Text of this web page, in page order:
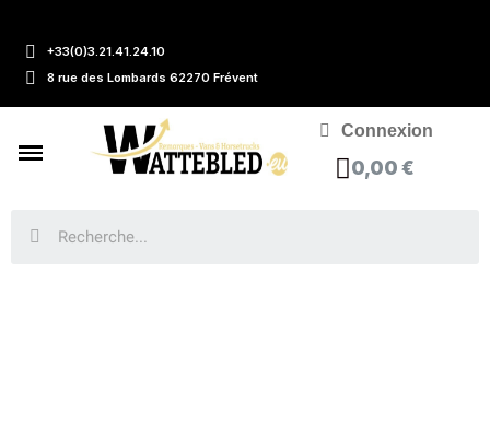
+33(0)3.21.41.24.10
8 rue des Lombards 62270 Frévent
Connexion
0,00 €